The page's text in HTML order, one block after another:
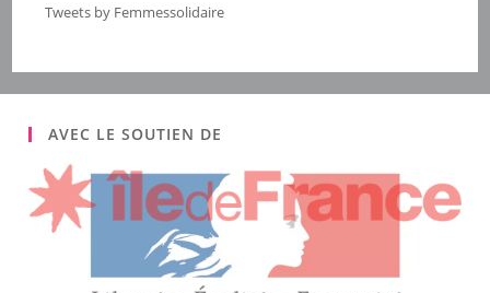
Tweets by Femmessolidaire
AVEC LE SOUTIEN DE